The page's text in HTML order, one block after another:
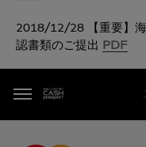
Menu
2018/12/28 【重要】
認書類のご提出 PDF